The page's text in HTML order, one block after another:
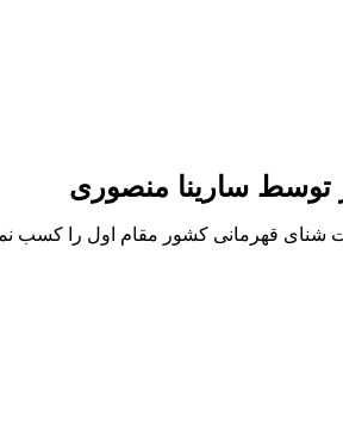
سارینا منصوری
شنای قهرمانی کشور مقام اول را کسب